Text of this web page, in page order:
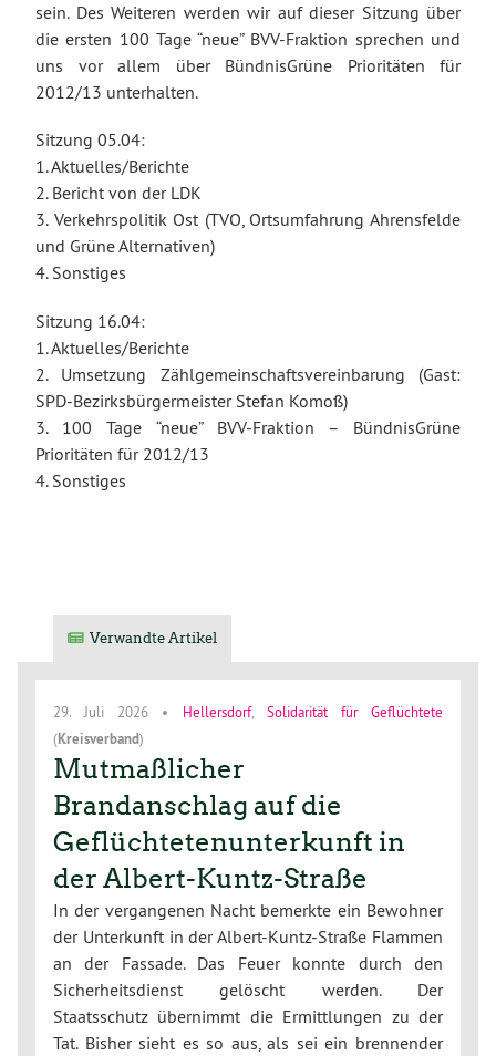
sein. Des Weiteren werden wir auf dieser Sitzung über
die ersten 100 Tage “neue” BVV-Fraktion sprechen und
uns vor allem über BündnisGrüne Prioritäten für
2012/13 unterhalten.
Sitzung 05.04:
1. Aktuelles/Berichte
2. Bericht von der LDK
3. Verkehrspolitik Ost (TVO, Ortsumfahrung Ahrensfelde
und Grüne Alternativen)
4. Sonstiges
Sitzung 16.04:
1. Aktuelles/Berichte
2. Umsetzung Zählgemeinschaftsvereinbarung (Gast:
SPD-Bezirksbürgermeister Stefan Komoß)
3. 100 Tage “neue” BVV-Fraktion – BündnisGrüne
Prioritäten für 2012/13
4. Sonstiges
Verwandte Artikel
29. Juli 2026 • Hellersdorf, Solidarität für Geflüchtete
(Kreisverband)
Mutmaßlicher
Brandanschlag auf die
Geflüchtetenunterkunft in
der Albert-Kuntz-Straße
In der vergangenen Nacht bemerkte ein Bewohner
der Unterkunft in der Albert-Kuntz-Straße Flammen
an der Fassade. Das Feuer konnte durch den
Sicherheitsdienst gelöscht werden. Der
Staatsschutz übernimmt die Ermittlungen zu der
Tat. Bisher sieht es so aus, als sei ein brennender